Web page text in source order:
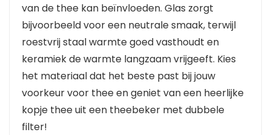
van de thee kan beïnvloeden. Glas zorgt
bijvoorbeeld voor een neutrale smaak, terwijl
roestvrij staal warmte goed vasthoudt en
keramiek de warmte langzaam vrijgeeft. Kies
het materiaal dat het beste past bij jouw
voorkeur voor thee en geniet van een heerlijke
kopje thee uit een theebeker met dubbele
filter!